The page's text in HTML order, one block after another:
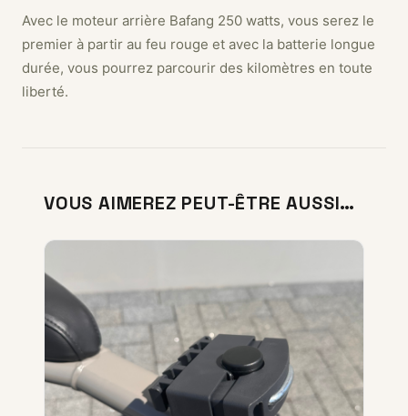
Avec le moteur arrière Bafang 250 watts, vous serez le
premier à partir au feu rouge et avec la batterie longue
durée, vous pourrez parcourir des kilomètres en toute
liberté.
VOUS AIMEREZ PEUT-ÊTRE AUSSI…